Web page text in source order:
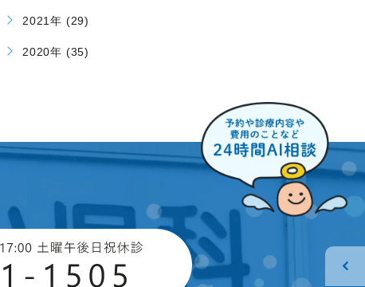
2021年 (29)
2020年 (35)